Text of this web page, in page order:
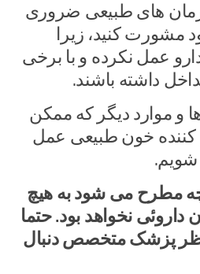
های طبیعی ضروری
کنید، زیرا
عمل نکرده و با برخی
داشته باشند.
و موارد دیگر که ممکن
کننده خون طبیعی عمل
شویم.
مطرح می شود به هیچ
داروئی نخواهد بود. حتما
پزشک متخصص دنبال